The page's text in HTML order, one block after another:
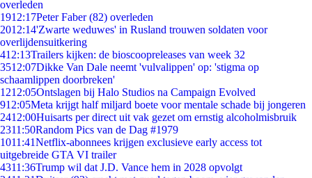
overleden
1912:17Peter Faber (82) overleden
2012:14'Zwarte weduwes' in Rusland trouwen soldaten voor
overlijdensuitkering
412:13Trailers kijken: de bioscoopreleases van week 32
3512:07Dikke Van Dale neemt 'vulvalippen' op: 'stigma op
schaamlippen doorbreken'
1212:05Ontslagen bij Halo Studios na Campaign Evolved
912:05Meta krijgt half miljard boete voor mentale schade bij jongeren
2412:00Huisarts per direct uit vak gezet om ernstig alcoholmisbruik
2311:50Random Pics van de Dag #1979
1011:41Netflix-abonnees krijgen exclusieve early access tot
uitgebreide GTA VI trailer
4311:36Trump wil dat J.D. Vance hem in 2028 opvolgt